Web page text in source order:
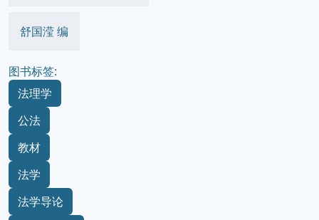
舒国滢 编
图书标签:
法理学
公法
教材
法学
法学导论